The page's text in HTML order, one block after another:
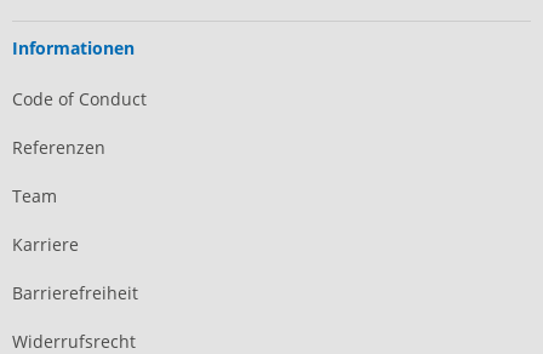
Informationen
Code of Conduct
Referenzen
Team
Karriere
Barrierefreiheit
Widerrufsrecht